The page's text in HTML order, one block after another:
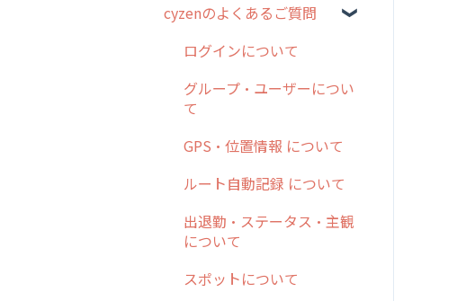
ステム管理者編
5. 基本的な使い方：シス
テム管理者編
6. 基本的な使い方：ユー
問集
報告書・行動種別
勤怠管理
活動通知
パフォーマンス
スポット
報告閲覧
予定
メッセージ
パフォーマンス
勤怠管理
予定管理
スポット
メッセージ機能
活動通知
はじめに
スポット・ステータス関連
交通費自動計算
安全走行支援
写真管理・高画質化
ダッシュボード（BI）・パ
フォーマンス
連携オプション
cyzenのよくあるご質問
ログインについて
グループ・ユーザーについ
て
GPS・位置情報 について
ルート自動記録 について
出退勤・ステータス・主観
について
スポットについて